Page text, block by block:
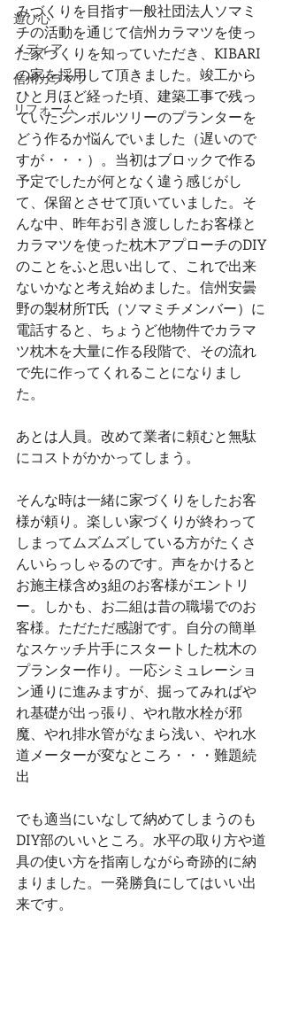
遊び心
メディア
信州カラマツ
リフォーム
みづくりを目指す一般社団法人ソマミ
チの活動を通じて信州カラマツを使っ
た家づくりを知っていただき、KIBARI
の家を採用して頂きました。竣工から
ひと月ほど経った頃、建築工事で残っ
ていたシンボルツリーのプランターを
どう作るか悩んでいました（遅いので
すが・・・）。当初はブロックで作る
予定でしたが何となく違う感じがし
て、保留とさせて頂いていました。そ
んな中、昨年お引き渡ししたお客様と
カラマツを使った枕木アプローチのDIY
のことをふと思い出して、これで出来
ないかなと考え始めました。信州安曇
野の製材所T氏（ソマミチメンバー）に
電話すると、ちょうど他物件でカラマ
ツ枕木を大量に作る段階で、その流れ
で先に作ってくれることになりまし
た。
あとは人員。改めて業者に頼むと無駄
にコストがかかってしまう。
そんな時は一緒に家づくりをしたお客
様が頼り。楽しい家づくりが終わって
しまってムズムズしている方がたくさ
んいらっしゃるのです。声をかけると
お施主様含め3組のお客様がエントリ
ー。しかも、お二組は昔の職場でのお
客様。ただただ感謝です。自分の簡単
なスケッチ片手にスタートした枕木の
プランター作り。一応シミュレーショ
ン通りに進みますが、掘ってみればや
れ基礎が出っ張り、やれ散水栓が邪
魔、やれ排水管がなまら浅い、やれ水
道メーターが変なところ・・・難題続
出
でも適当にいなして納めてしまうのも
DIY部のいいところ。水平の取り方や道
具の使い方を指南しながら奇跡的に納
まりました。一発勝負にしてはいい出
来です。